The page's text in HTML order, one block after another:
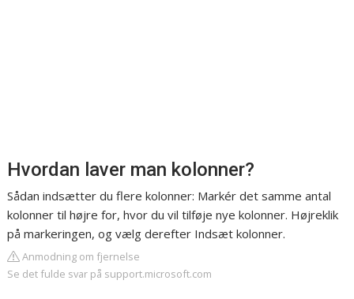
Hvordan laver man kolonner?
Sådan indsætter du flere kolonner: Markér det samme antal
kolonner til højre for, hvor du vil tilføje nye kolonner. Højreklik
på markeringen, og vælg derefter Indsæt kolonner.
Anmodning om fjernelse
Se det fulde svar på support.microsoft.com